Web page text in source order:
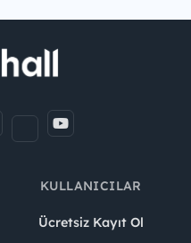
KULLANICILAR
Ücretsiz Kayıt Ol